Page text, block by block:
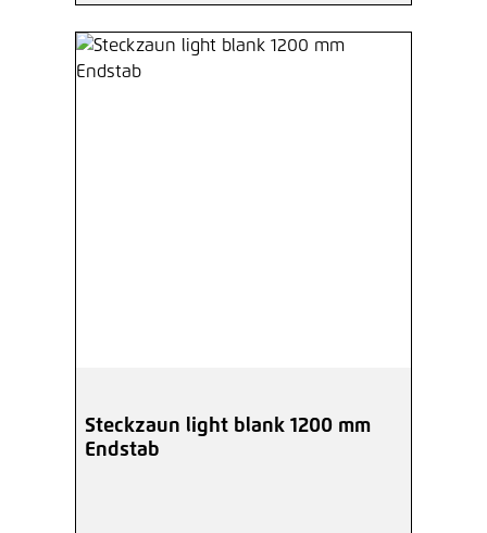
Steckzaun light blank 1200 mm
Endstab